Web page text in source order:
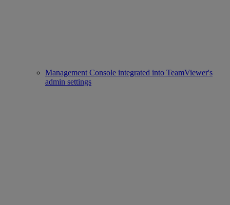
Management Console integrated into TeamViewer's
admin settings